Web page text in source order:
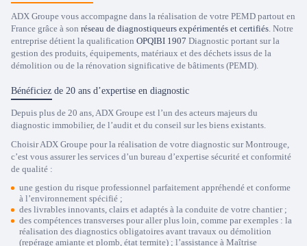
ADX Groupe vous accompagne dans la réalisation de votre PEMD partout en
France grâce à son réseau de diagnostiqueurs expérimentés et certifiés . Notre
entreprise détient la qualification OPQIBI 1907 Diagnostic portant sur la
gestion des produits, équipements, matériaux et des déchets issus de la
démolition ou de la rénovation significative de bâtiments (PEMD).
Bénéficiez de 20 ans d’expertise en diagnostic
Depuis plus de 20 ans, ADX Groupe est l’un des acteurs majeurs du
diagnostic immobilier, de l’audit et du conseil sur les biens existants.
Choisir ADX Groupe pour la réalisation de votre diagnostic sur Montrouge,
c’est vous assurer les services d’un bureau d’expertise sécurité et conformité
de qualité :
une gestion du risque professionnel parfaitement appréhendé et conforme
à l’environnement spécifié ;
des livrables innovants, clairs et adaptés à la conduite de votre chantier ;
des compétences transverses pour aller plus loin, comme par exemples : la
réalisation des diagnostics obligatoires avant travaux ou démolition
(repérage amiante et plomb, état termite) ; l’assistance à Maîtrise